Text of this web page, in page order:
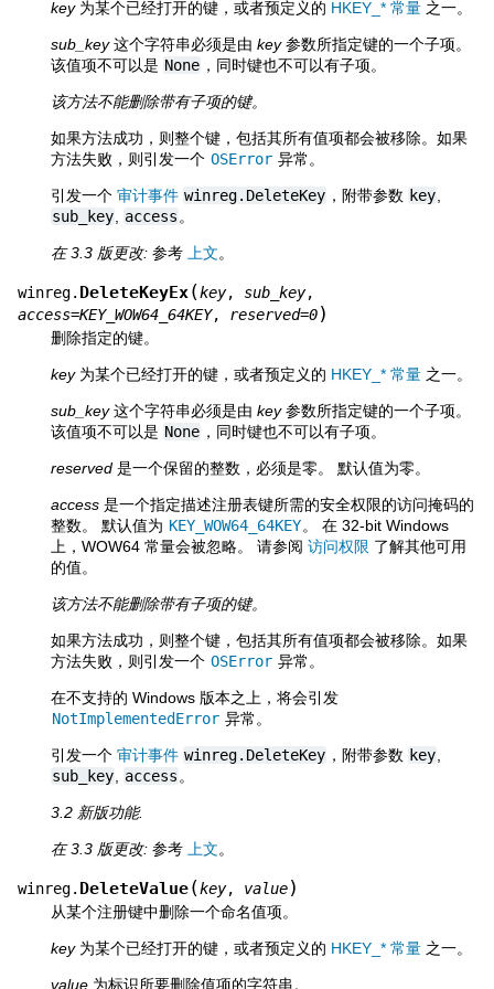
key为某个已经打开的键，或者预定义的 HKEY_* 常量 之一。
sub_key这个字符串必须是由 key参数所指定键的一个子项。
该值项不可以是 None ，同时键也不可以有子项。
该方法不能删除带有子项的键。
如果方法成功，则整个键，包括其所有值项都会被移除。如果
方法失败，则引发一个 OSError 异常。
引发一个 审计事件 winreg.DeleteKey ，附带参数 key
sub_key
access 。
在 3.3 版更改: 参考 上文。
winreg. DeleteKeyEx(key, sub_key,
access=KEY_WOW64_64KEY, reserved=0)
删除指定的键。
key为某个已经打开的键，或者预定义的 HKEY_* 常量 之一。
sub_key这个字符串必须是由 key参数所指定键的一个子项。
该值项不可以是 None ，同时键也不可以有子项。
reserved 是一个保留的整数，必须是零。 默认值为零。
access 是一个指定描述注册表键所需的安全权限的访问掩码的
整数。 默认值为 KEY_WOW64_64KEY。 在 32-bit Windows
上，WOW64 常量会被忽略。 请参阅 访问权限 了解其他可用
的值。
该方法不能删除带有子项的键。
如果方法成功，则整个键，包括其所有值项都会被移除。如果
方法失败，则引发一个 OSError 异常。
在不支持的 Windows 版本之上，将会引发
NotImplementedError 异常。
引发一个 审计事件 winreg.DeleteKey ，附带参数 key
sub_key
access 。
3.2 新版功能.
在 3.3 版更改: 参考 上文。
winreg. DeleteValue(key, value)
从某个注册键中删除一个命名值项。
key为某个已经打开的键，或者预定义的 HKEY_* 常量 之一。
value 为标识所要删除值项的字符串。